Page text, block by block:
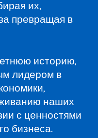
их,
превращая в
историю,
лидером в
наших
с ценностями
бизнеса.